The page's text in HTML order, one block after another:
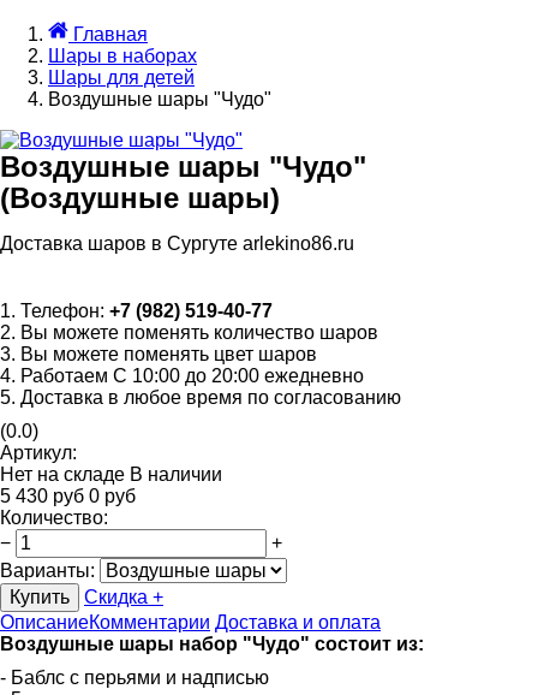
Главная
Шары в наборах
Шары для детей
Воздушные шары "Чудо"
Воздушные шары "Чудо"
(Воздушные шары)
Доставка шаров в Сургуте arlekino86.ru
1. Телефон: +7 (982) 519-40-77
2. Вы можете поменять количество шаров
3. Вы можете поменять цвет шаров
4. Работаем С 10:00 до 20:00 ежедневно
5. Доставка в любое время по согласованию
(0.0)
Артикул:
Нет на складе В наличии
5 430 руб 0 руб
Количество:
−
+
Варианты:
Купить
Скидка +
ОписаниеКомментарии Доставка и оплата
Воздушные шары набор "Чудо" состоит из:
- Баблс с перьями и надписью